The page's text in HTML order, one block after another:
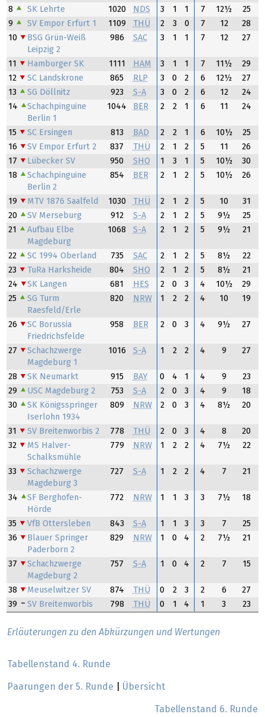
8
SK Lehrte 1020 NDS 3 1 1 7 12½
25
9
SV Empor Erfurt 1 1109 THÜ 2 3 0 7 12
28
10
BSG Grün-Weiß
Leipzig 2
986 SAC 3 1 1 7 12 27
11 Hamburger SK 1111 HAM 3 1 1 7 11½
29
12
SC Landskrone 865 RLP 3 0 2 6 12½
27
13
SG Döllnitz 923 S-A 3 0 2 6 12
24
14
Schachpinguine
Berlin 1
1044 BER 2 2 1 6 11 24
15 SC Ersingen 813 BAD 2 2 1 6 10½
25
16
SV Empor Erfurt 2 837 THÜ 2 1 2 5 11
26
17
Lübecker SV 950 SHO 1 3 1 5 10½
30
18
Schachpinguine
Berlin 2
854 BER 2 1 2 5 10½ 26
19 MTV 1876 Saalfeld 1030 THÜ 2 1 2 5 10
31
20
SV Merseburg 912 S-A 2 1 2 5 9½
25
21
Aufbau Elbe
Magdeburg
1068 S-A 2 1 2 5 9½ 21
22 SC 1994 Oberland 735 SAC 2 1 2 5 8½
22
23
TuRa Harksheide 804 SHO 2 1 2 5 8½
21
24
SK Langen 681 HES 2 0 3 4 10½
29
25
SG Turm
Raesfeld/Erle
820 NRW 1 2 2 4 10 19
26
SC Borussia
Friedrichsfelde
958 BER 2 0 3 4 9½ 27
27
Schachzwerge
Magdeburg 1
1016 S-A 1 2 2 4 9 27
28 SK Neumarkt 915 BAY 0 4 1 4 9
23
29
USC Magdeburg 2 753 S-A 2 0 3 4 9
18
30
SK Königsspringer
Iserlohn 1934
809 NRW 2 0 3 4 8½ 20
31 SV Breitenworbis 2 778 THÜ 2 0 3 4 8
20
32
MS Halver-
Schalksmühle
779 NRW 1 2 2 4 7½ 22
33
Schachzwerge
Magdeburg 3
727 S-A 1 2 2 4 7 21
34
SF Berghofen-
Hörde
772 NRW 1 1 3 3 7½ 18
35 VfB Ottersleben 843 S-A 1 1 3 3 7
25
36
Blauer Springer
Paderborn 2
829 NRW 1 0 4 2 7½ 21
37
Schachzwerge
Magdeburg 2
757 S-A 1 0 4 2 7 15
38 Meuselwitzer SV 874 THÜ 0 2 3 2 6
27
39
SV Breitenworbis 798 THÜ 0 1 4 1 3 23
Erläuterungen zu den Abkürzungen und Wertungen
Tabellenstand 4. Runde
Paarungen der 5. Runde Übersicht
Tabellenstand 6. Runde